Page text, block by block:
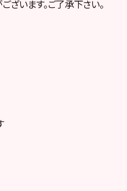
います。ご了承下さい。